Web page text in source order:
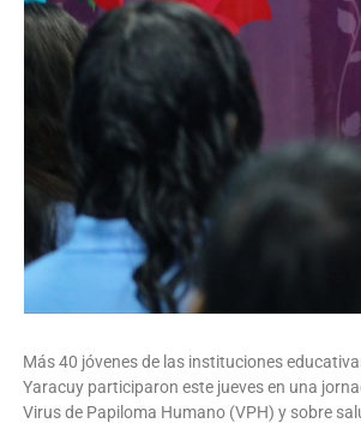
Más 40 jóvenes de las instituciones
Yaracuy participaron este jueves en una
Virus de Papiloma Humano (VPH) y sobre